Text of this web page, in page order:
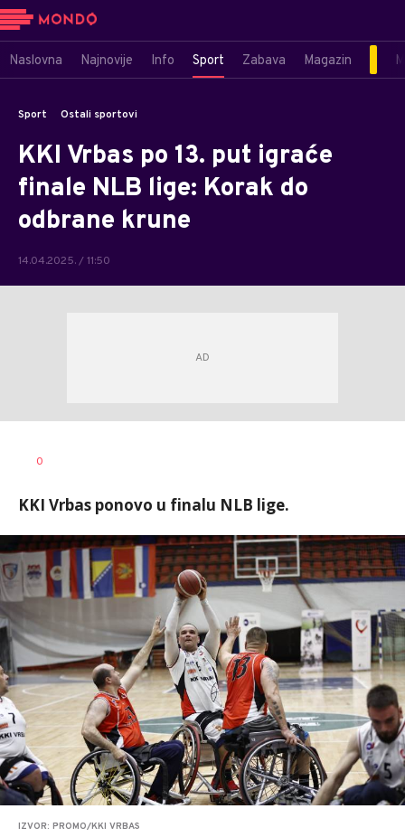
Naslovna Najnovije Info Sport Zabava Magazin
Sport Ostali sportovi
KKI Vrbas po 13. put igraće
finale NLB lige: Korak do
odbrane krune
14.04.2025. / 11:50
AUTOR
0
KKI Vrbas ponovo u finalu NLB lige.
IZVOR: PROMO/KKI VRBAS